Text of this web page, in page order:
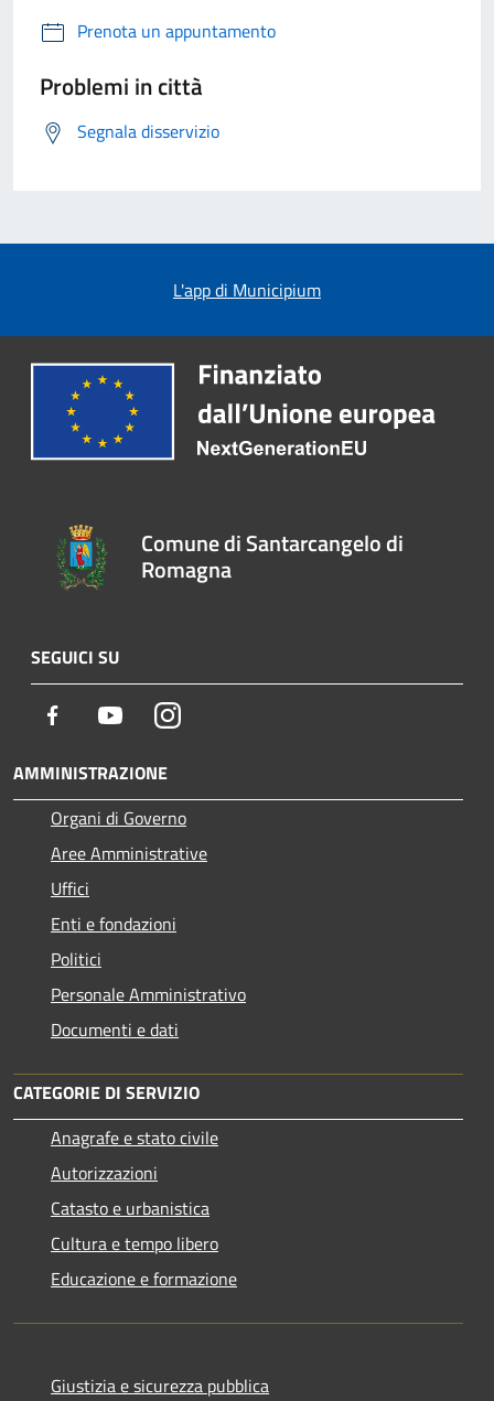
Prenota un appuntamento
Problemi in città
Segnala disservizio
L'app di Municipium
Comune di Santarcangelo di
Romagna
SEGUICI SU
Facebook YoutubeInstagram
AMMINISTRAZIONE
Organi di Governo
Aree Amministrative
Uffici
Enti e fondazioni
Politici
Personale Amministrativo
Documenti e dati
CATEGORIE DI SERVIZIO
Anagrafe e stato civile
Autorizzazioni
Catasto e urbanistica
Cultura e tempo libero
Educazione e formazione
Giustizia e sicurezza pubblica